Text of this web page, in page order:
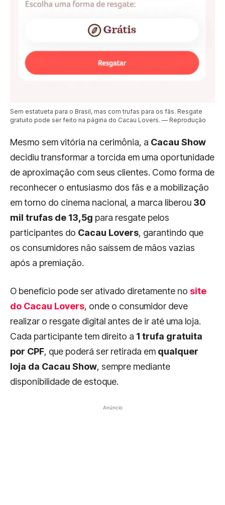
Sem estatueta para o Brasil, mas com trufas para os fãs. Resgate
gratuito pode ser feito na página do Cacau Lovers. — Reprodução
Mesmo sem vitória na cerimônia, a Cacau Show
decidiu transformar a torcida em uma oportunidade
de aproximação com seus clientes. Como forma de
reconhecer o entusiasmo dos fãs e a mobilização
em torno do cinema nacional, a marca liberou 30
mil trufas de 13,5g para resgate pelos
participantes do Cacau Lovers, garantindo que
os consumidores não saíssem de mãos vazias
após a premiação.
O benefício pode ser ativado diretamente no site
do Cacau Lovers, onde o consumidor deve
realizar o resgate digital antes de ir até uma loja.
Cada participante tem direito a 1 trufa gratuita
por CPF, que poderá ser retirada em qualquer
loja da Cacau Show, sempre mediante
disponibilidade de estoque.
Anúncio